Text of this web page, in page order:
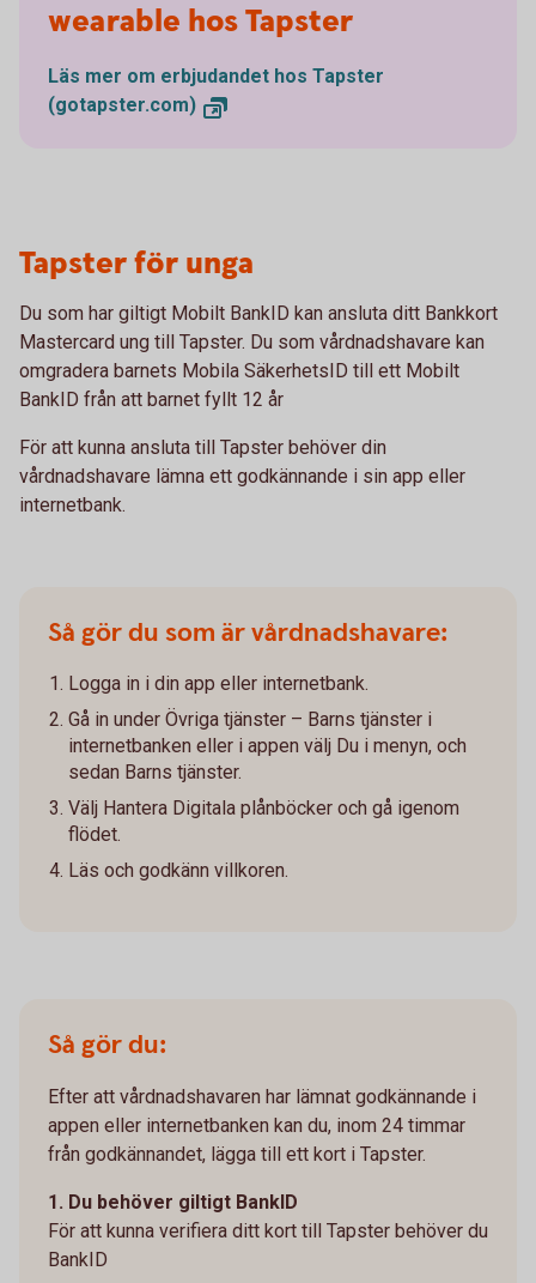
wearable hos Tapster
Läs mer om erbjudandet hos Tapster
(gotapster.com)
Tapster för unga
Du som har giltigt Mobilt BankID kan ansluta ditt Bankkort
Mastercard ung till Tapster. Du som vårdnadshavare kan
omgradera barnets Mobila SäkerhetsID till ett Mobilt
BankID från att barnet fyllt 12 år
För att kunna ansluta till Tapster behöver din
vårdnadshavare lämna ett godkännande i sin app eller
internetbank.
Så gör du som är vårdnadshavare:
Logga in i din app eller internetbank.
Gå in under Övriga tjänster – Barns tjänster i
internetbanken eller i appen välj Du i menyn, och
sedan Barns tjänster.
Välj Hantera Digitala plånböcker och gå igenom
flödet.
Läs och godkänn villkoren.
Så gör du:
Efter att vårdnadshavaren har lämnat godkännande i
appen eller internetbanken kan du, inom 24 timmar
från godkännandet, lägga till ett kort i Tapster.
1. Du behöver giltigt BankID
För att kunna verifiera ditt kort till Tapster behöver du
BankID